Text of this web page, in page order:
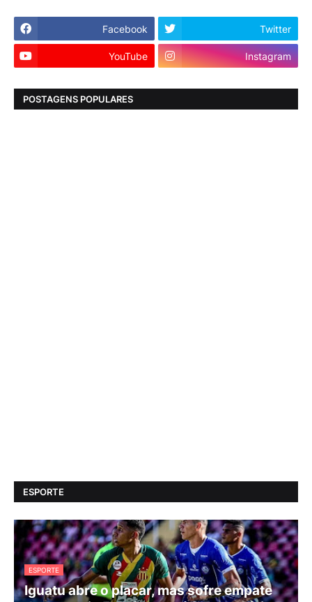
Facebook Twitter
YouTube Instagram
POSTAGENS POPULARES
ESPORTE
ESPORTE
Iguatu abre o placar, mas sofre empate